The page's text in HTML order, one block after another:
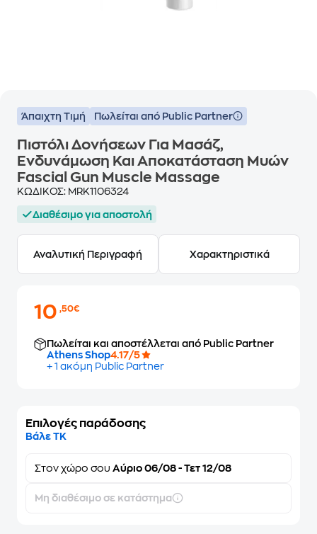
Άπαιχτη Τιμή Πωλείται από Public Partner
Πιστόλι Δονήσεων Για Μασάζ,
Ενδυνάμωση Και Αποκατάσταση Μυών
Fascial Gun Muscle Massage
ΚΩΔΙΚΟΣ: MRK1106324
Διαθέσιμο για αποστολή
Αναλυτική Περιγραφή Χαρακτηριστικά
10,50€
Πωλείται και αποστέλλεται από Public Partner
Athens Shop4.17/5
+ 1 ακόμη Public Partner
Επιλογές παράδοσης
Βάλε ΤΚ
Στον χώρο σου Αύριο 06/08 - Τετ 12/08
Μη διαθέσιμο σε κατάστημα